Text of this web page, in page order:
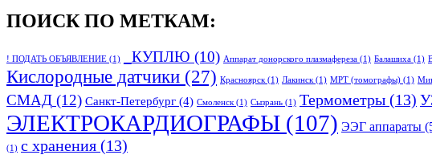
ПОИСК ПО МЕТКАМ:
! ПОДАТЬ ОБЪЯВЛЕНИЕ (1) _КУПЛЮ (10) Аппарат донорского плазмафереза (1) Балашиха (1)
Кислородные датчики (27) Красноярск (1) Лакинск (1) МРТ (томографы) (1)
СМАД (12) Санкт-Петербург (4) Смоленск (1) Сызрань (1) Термометры (13)
ЭЛЕКТРОКАРДИОГРАФЫ (107) ЭЭГ аппараты
(1) с хранения (13)